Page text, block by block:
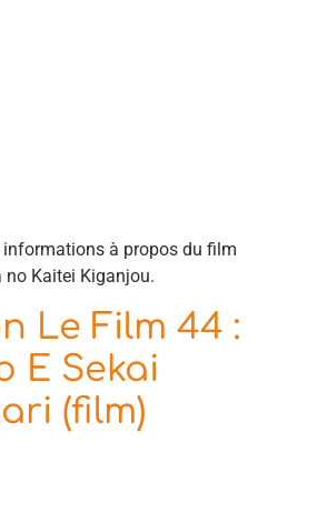
informations à propos du film
no Kaitei Kiganjou.
Le Film 44 :
E Sekai
(film)